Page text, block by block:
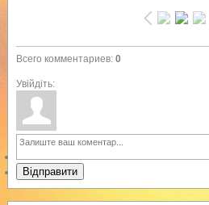
Всего комментариев: 0
Увійдіть:
Відправити